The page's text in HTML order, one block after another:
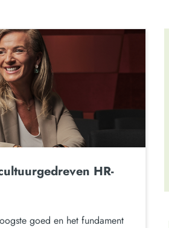
HR-
goed en het fundament